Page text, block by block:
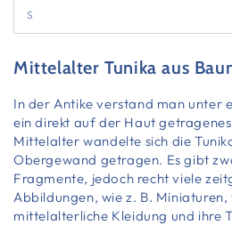
Mittelalter Tunika aus
In der Antike verstand man unter
ein direkt auf der Haut
Mittelalter wandelte sich die
Obergewand getragen. Es gibt
Fragmente, jedoch recht viele
Abbildungen, wie z. B. Miniaturen,
mittelalterliche Kleidung und ihre